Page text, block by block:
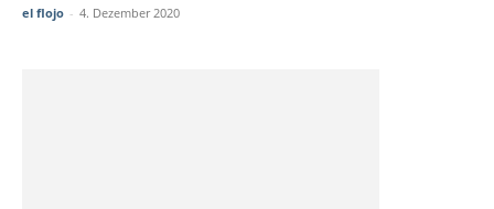
el flojo - 4. Dezember 2020